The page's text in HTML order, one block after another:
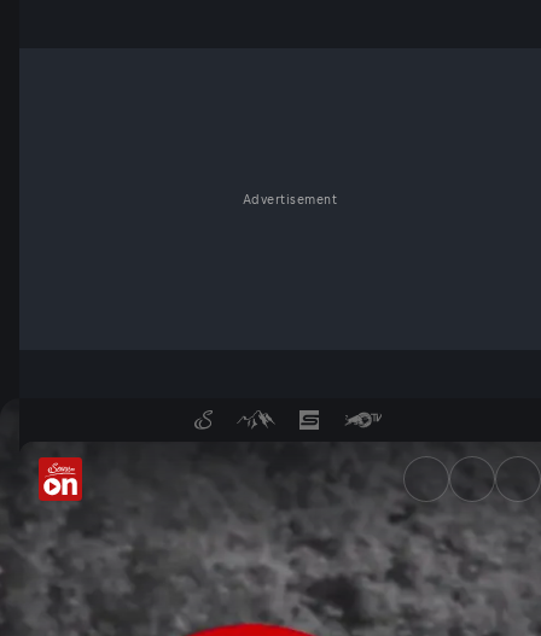
Advertisement
Brandstifter gesucht -